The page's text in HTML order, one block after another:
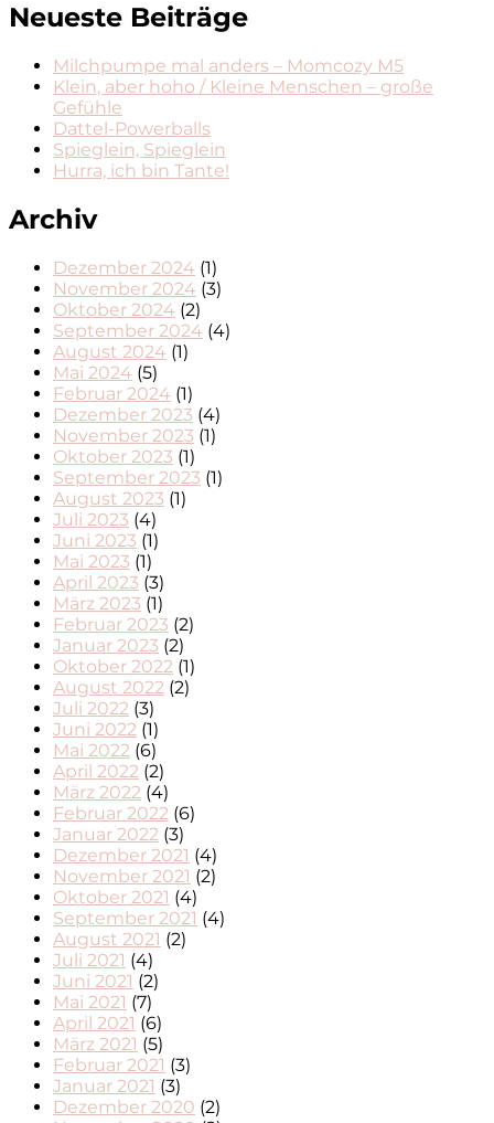
Neueste Beiträge
Milchpumpe mal anders – Momcozy M5
Klein, aber hoho / Kleine Menschen – große
Gefühle
Dattel-Powerballs
Spieglein, Spieglein
Hurra, ich bin Tante!
Archiv
Dezember 2024 (1)
November 2024 (3)
Oktober 2024 (2)
September 2024 (4)
August 2024 (1)
Mai 2024 (5)
Februar 2024 (1)
Dezember 2023 (4)
November 2023 (1)
Oktober 2023 (1)
September 2023 (1)
August 2023 (1)
Juli 2023 (4)
Juni 2023 (1)
Mai 2023 (1)
April 2023 (3)
März 2023 (1)
Februar 2023 (2)
Januar 2023 (2)
Oktober 2022 (1)
August 2022 (2)
Juli 2022 (3)
Juni 2022 (1)
Mai 2022 (6)
April 2022 (2)
März 2022 (4)
Februar 2022 (6)
Januar 2022 (3)
Dezember 2021 (4)
November 2021 (2)
Oktober 2021 (4)
September 2021 (4)
August 2021 (2)
Juli 2021 (4)
Juni 2021 (2)
Mai 2021 (7)
April 2021 (6)
März 2021 (5)
Februar 2021 (3)
Januar 2021 (3)
Dezember 2020 (2)